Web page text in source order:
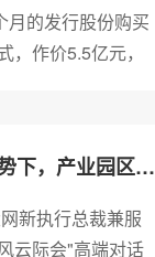
月的发行股份购买
作价5.5亿元，
浙大网新钟明博：服务外包发展新形势下，产业园区需要创新运营和服务模式
新执行总裁兼服
云际会"高端对话